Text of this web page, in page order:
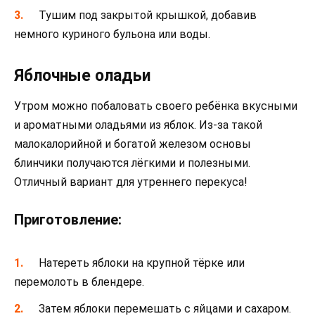
Тушим под закрытой крышкой, добавив
немного куриного бульона или воды.
Яблочные оладьи
Утром можно побаловать своего ребёнка вкусными
и ароматными оладьями из яблок. Из-за такой
малокалорийной и богатой железом основы
блинчики получаются лёгкими и полезными.
Отличный вариант для утреннего перекуса!
Приготовление:
Натереть яблоки на крупной тёрке или
перемолоть в блендере.
Затем яблоки перемешать с яйцами и сахаром.